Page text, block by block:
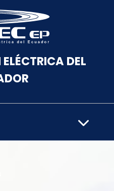
DEL